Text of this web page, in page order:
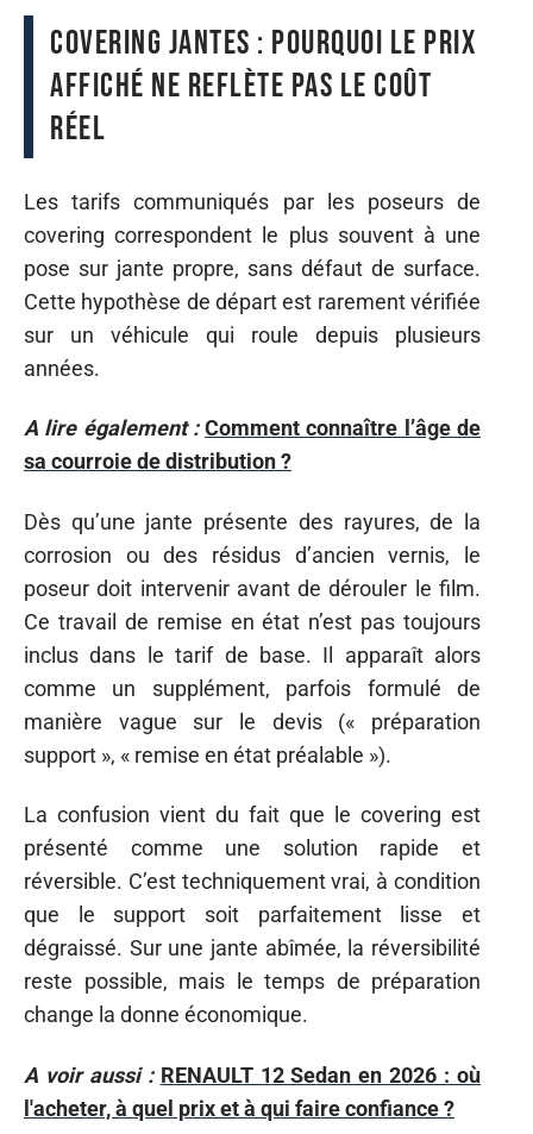
Covering jantes : pourquoi le prix
affiché ne reflète pas le coût
réel
Les tarifs communiqués par les poseurs de
covering correspondent le plus souvent à une
pose sur jante propre, sans défaut de surface.
Cette hypothèse de départ est rarement vérifiée
sur un véhicule qui roule depuis plusieurs
années.
A lire également : Comment connaître l’âge de
sa courroie de distribution ?
Dès qu’une jante présente des rayures, de la
corrosion ou des résidus d’ancien vernis, le
poseur doit intervenir avant de dérouler le film.
Ce travail de remise en état n’est pas toujours
inclus dans le tarif de base. Il apparaît alors
comme un supplément, parfois formulé de
manière vague sur le devis (« préparation
support », « remise en état préalable »).
La confusion vient du fait que le covering est
présenté comme une solution rapide et
réversible. C’est techniquement vrai, à condition
que le support soit parfaitement lisse et
dégraissé. Sur une jante abîmée, la réversibilité
reste possible, mais le temps de préparation
change la donne économique.
A voir aussi : RENAULT 12 Sedan en 2026 : où
l'acheter, à quel prix et à qui faire confiance ?